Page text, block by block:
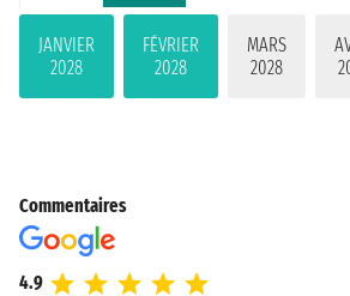
JANVIER
2028
FÉVRIER
2028
MARS
2028
Commentaires
4.9